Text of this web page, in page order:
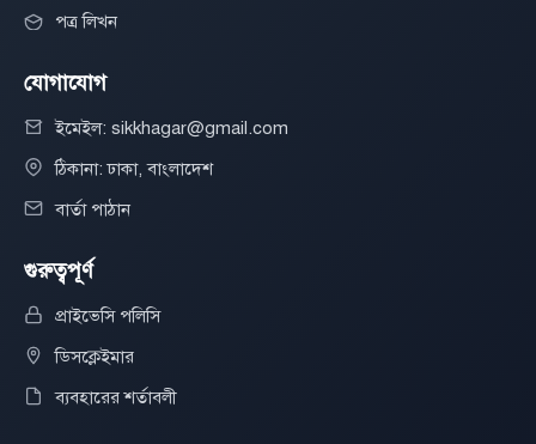
পত্র লিখন
যোগাযোগ
ইমেইল: sikkhagar@gmail.com
ঠিকানা: ঢাকা, বাংলাদেশ
বার্তা পাঠান
গুরুত্বপূর্ণ
প্রাইভেসি পলিসি
ডিসক্লেইমার
ব্যবহারের শর্তাবলী